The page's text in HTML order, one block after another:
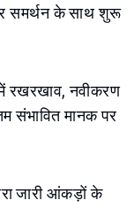
समर्थन के साथ शुरू
रखरखाव, नवीकरण
संभावित मानक पर
जारी आंकड़ों के